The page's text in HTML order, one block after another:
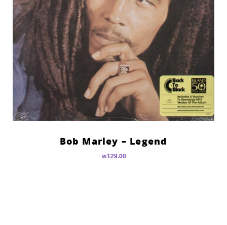
Bob Marley – Legend
₪129.00